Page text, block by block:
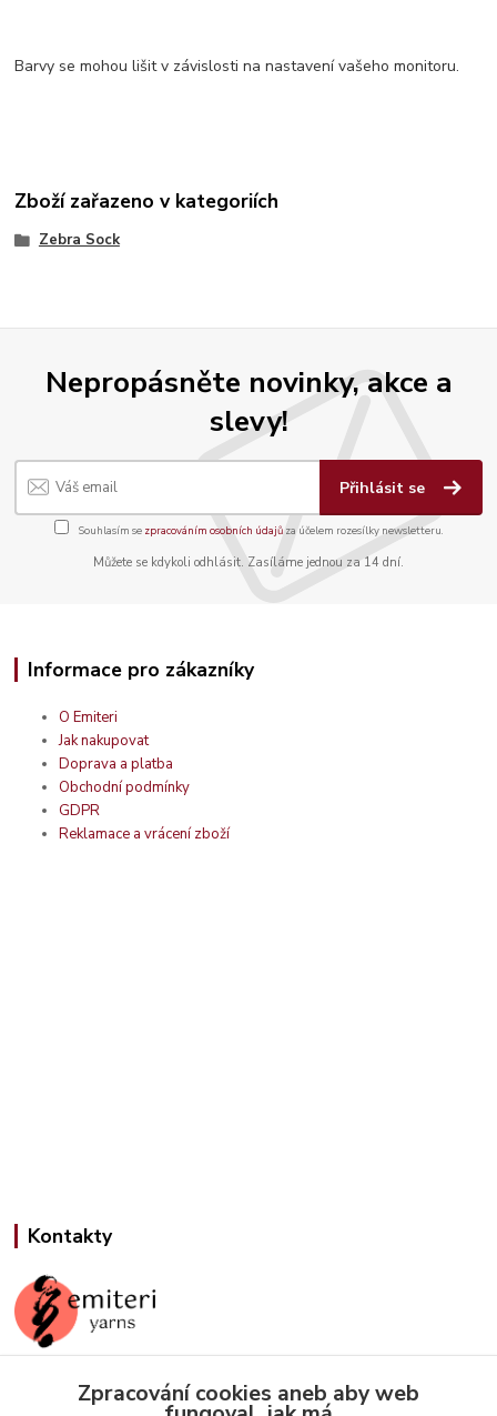
Barvy se mohou lišit v závislosti na nastavení vašeho monitoru.
Zboží zařazeno v kategoriích
Zebra Sock
Nepropásněte novinky, akce a
slevy!
Přihlásit se
Souhlasím se zpracováním osobních údajůza účelem rozesílky newsletteru.
Můžete se kdykoli odhlásit. Zasíláme jednou za 14 dní.
Informace pro zákazníky
O Emiteri
Jak nakupovat
Doprava a platba
Obchodní podmínky
GDPR
Reklamace a vrácení zboží
Kontakty
Jana Slámová
Zpracování cookies aneb aby web